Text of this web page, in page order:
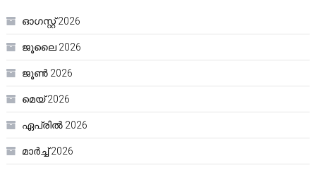
ഓഗസ്റ്റ്‌ 2026
ജൂലൈ 2026
ജൂൺ 2026
മെയ്‌ 2026
ഏപ്രിൽ 2026
മാർച്ച്‌ 2026